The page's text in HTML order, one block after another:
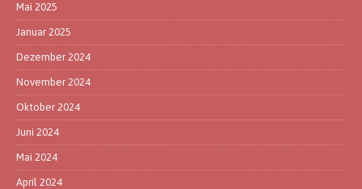
Mai 2025
Januar 2025
Dezember 2024
November 2024
Oktober 2024
Juni 2024
Mai 2024
April 2024